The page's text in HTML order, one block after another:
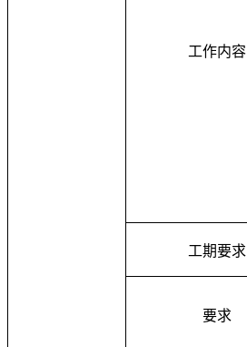
工作内容
工期要求
要求